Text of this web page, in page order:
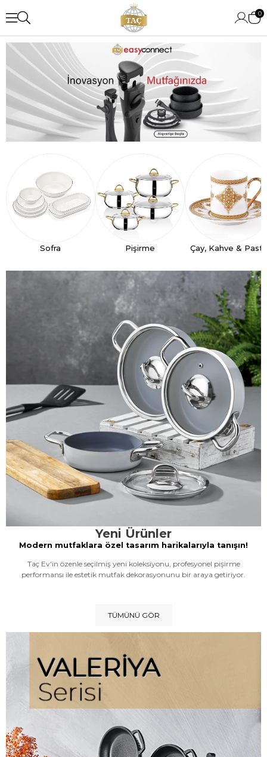
0
Sofra Pişirme Çay, Kahve &
Yeni Ürünler
Modern mutfaklara özel tasarım harikalarıyla tanışın!
Taç Ev'in özenle seçilmiş yeni koleksiyonu, profesyonel pişirme
performansı ile estetik mutfak dekorasyonunu bir araya getiriyor.
TÜMÜNÜ GÖR